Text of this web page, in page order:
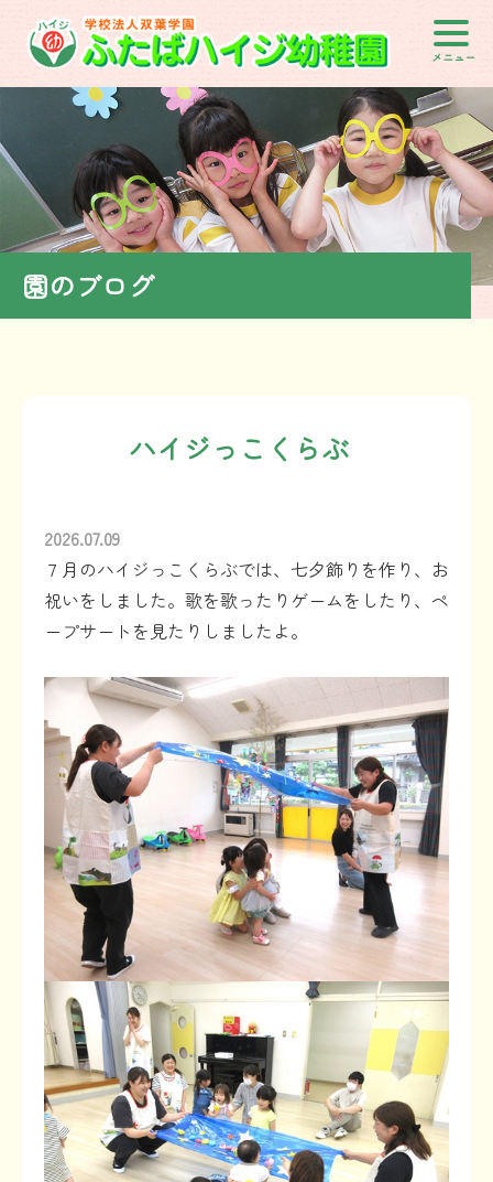
メニュー
園のブログ
ハイジっこくらぶ
2026.07.09
７月のハイジっこくらぶでは、七夕飾りを作り、お
祝いをしました。歌を歌ったりゲームをしたり、ペ
ープサートを見たりしましたよ。